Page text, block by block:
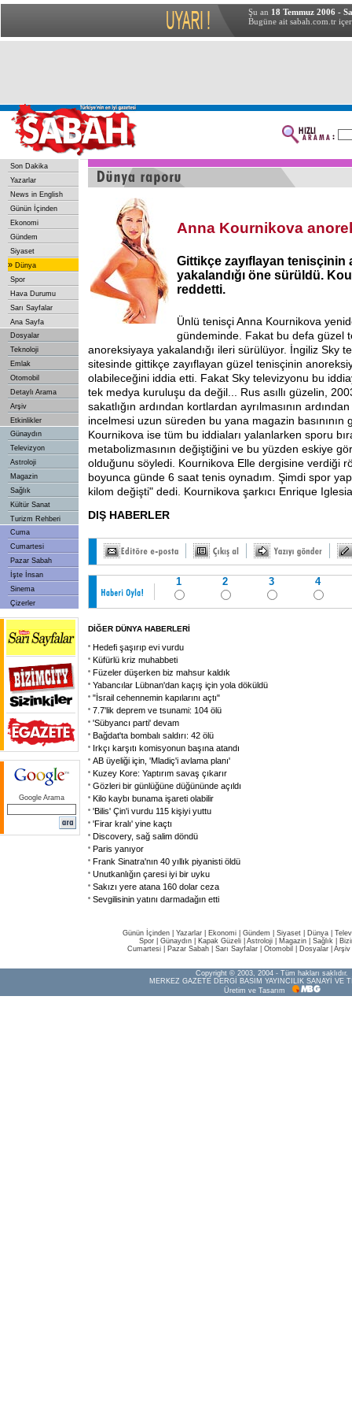
Şu an 18 Temmuz 2006 -
Bugüne ait sabah.com.tr
Son Dakika
Yazarlar
News in English
Günün İçinden
Ekonomi
Gündem
Siyaset
» Dünya
Spor
Hava Durumu
Sarı Sayfalar
Ana Sayfa
Dosyalar
Teknoloji
Emlak
Otomobil
Detaylı Arama
Arşiv
Etkinlikler
Günaydın
Televizyon
Astroloji
Magazin
Sağlık
Kültür Sanat
Turizm Rehberi
Cuma
Cumartesi
Pazar Sabah
İşte İnsan
Sinema
Çizerler
Google Arama
Anna Kournikova
Gittikçe zayıflayan tenisçinin
yakalandığı öne sürüldü.
reddetti.
Ünlü tenisçi Anna Kournikova
gündeminde. Fakat bu defa güzel
anoreksiyaya yakalandığı ileri sürülüyor. İngiliz Sky
sitesinde gittikçe zayıflayan güzel tenisçinin
olabileceğini iddia etti. Fakat Sky televizyonu bu
tek medya kuruluşu da değil... Rus asıllı güzelin,
sakatlığın ardından kortlardan ayrılmasının
incelmesi uzun süreden bu yana magazin basınının
Kournikova ise tüm bu iddiaları yalanlarken sporu
metabolizmasının değiştiğini ve bu yüzden eskiye
olduğunu söyledi. Kournikova Elle dergisine verdiği
boyunca günde 6 saat tenis oynadım. Şimdi spor
kilom değişti" dedi. Kournikova şarkıcı Enrique
DIŞ HABERLER
1 2 3 4
DİĞER DÜNYA HABERLERİ
Hedefi şaşırıp evi vurdu
Küfürlü kriz muhabbeti
Füzeler düşerken biz mahsur kaldık
Yabancılar Lübnan'dan kaçış için yola döküldü
"İsrail cehennemin kapılarını açtı"
7.7'lik deprem ve tsunami: 104 ölü
'Sübyancı parti' devam
Bağdat'ta bombalı saldırı: 42 ölü
Irkçı karşıtı komisyonun başına atandı
AB üyeliği için, 'Mladiç'i avlama planı'
Kuzey Kore: Yaptırım savaş çıkarır
Gözleri bir günlüğüne düğününde açıldı
Kilo kaybı bunama işareti olabilir
'Bilis' Çin'i vurdu 115 kişiyi yuttu
'Firar kralı' yine kaçtı
Discovery, sağ salim döndü
Paris yanıyor
Frank Sinatra'nın 40 yıllık piyanisti öldü
Unutkanlığın çaresi iyi bir uyku
Sakızı yere atana 160 dolar ceza
Sevgilisinin yatını darmadağın etti
Günün İçinden Yazarlar Ekonomi Gündem Siyaset Dünya |
Spor
Günaydın Kapak Güzeli Astroloji Magazin Sağlık
Cumartesi
Pazar Sabah Sarı Sayfalar Otomobil Dosyalar Arşiv
Copyright © 2003, 2004 - Tüm hakları saklıdır.
MERKEZ GAZETE DERGİ BASIM YAYINCILIK SANAYİ VE
Üretim ve Tasarım